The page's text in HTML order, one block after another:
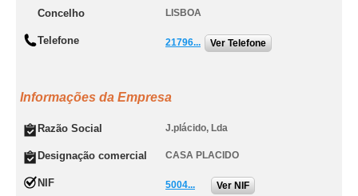
Concelho LISBOA
Telefone 21796... Ver Telefone
Informações da Empresa
Razão Social J.plácido, Lda
Designação comercial CASA PLACIDO
NIF 5004... Ver NIF